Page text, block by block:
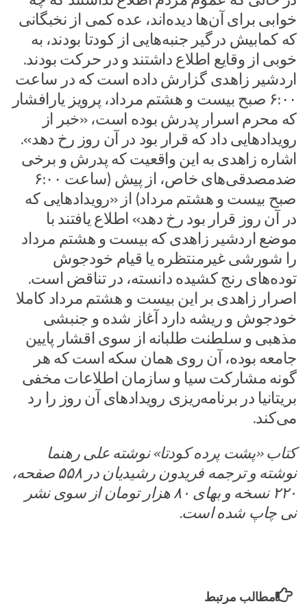
خوابی برای آن‌ها دیده‌اند، عده کمی از نخبگانی
که کمابیش درگیر جنبه‌هایی از کودتا بودند، به
خوبی از وقایع اطلاع داشتند و در حرکت بودند.
اردشیر زاهدی گزارش داده است که در ساعت
۶:۰۰ صبح بیست و هشتم مرداد، پرویز یارافشار
که محرم اسرار پدرش بوده است، «خبر از
رویدادهایی داد که قرار بود در آن روز رخ دهد».
اشاره زاهدی به این واقعیت که پدرش و برخی
ضدمصدقی‌های خاص، از پیش (ساعت ۶:۰۰
صبح بیست و هشتم مرداد) از «رویدادهایی که
در آن روز قرار بود رخ دهد» اطلاع یافتند با
موضع اردشیر زاهدی که بیست و هشتم مرداد
را شورشی غیرمنتظره یا قیام خودجوش
توده‌های رنج کشیده دانسته، در تناقض است.
اصرار زاهدی بر این بیست و هشتم مرداد کاملا
خودجوش و ریشه دارد آغاز شده و جنبشی
مذهبی و سلطنت طلبانه از سوی اقشار پایین
جامعه بوده، آن روی همان سکه است که هر
گونه مشارکت سیا و سازمان اطلاعات مخفی
بریتانیا در برنامه‌ریزی رویدادهای آن روز را رد
می‌کند.
کتاب «پشت پرده کودتا» نوشته علی رهنما
نوشته و ترجمه فریدون رشیدیان در ۵۵۸ صفحه،
۲۲۰ نسخه و بهای ۸۰ هزار تومان از سوی نشر
نی چاپ شده است.
مطالب مرتبط